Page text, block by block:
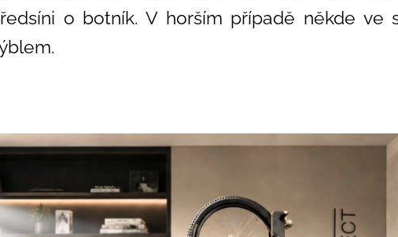
o botník. V horším případě někde ve